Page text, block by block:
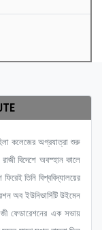
কলেজের অগ্রযাত্রা শুরু
বিদেশে অবস্হান কালে
তিনি বিশ্ববিদ্যালয়ের
অব ইউনিভার্সিটি উইমেন
ফেডারেশনের এক সভায়